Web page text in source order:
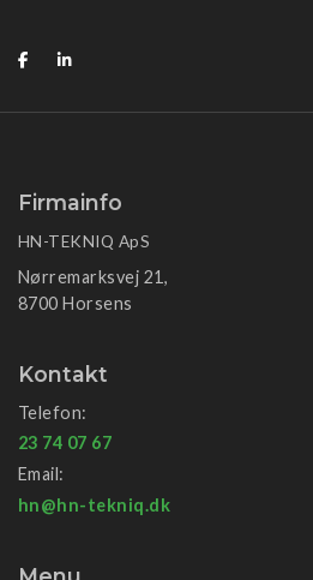
Firmainfo
HN-TEKNIQ ApS
Nørremarksvej 21,
8700 Horsens
Kontakt
Telefon:
23 74 07 67
Email:
hn@hn-tekniq.dk